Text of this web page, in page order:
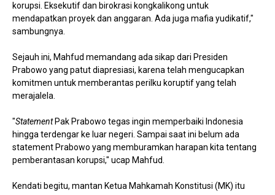
korupsi. Eksekutif dan birokrasi kongkalikong untuk
mendapatkan proyek dan anggaran. Ada juga mafia yudikatif,"
sambungnya.
Sejauh ini, Mahfud memandang ada sikap dari Presiden
Prabowo yang patut diapresiasi, karena telah mengucapkan
komitmen untuk memberantas perilku koruptif yang telah
merajalela.
"StatementPak Prabowo tegas ingin memperbaiki Indonesia
hingga terdengar ke luar negeri. Sampai saat ini belum ada
statement Prabowo yang memburamkan harapan kita tentang
pemberantasan korupsi," ucap Mahfud.
Kendati begitu, mantan Ketua Mahkamah Konstitusi (MK) itu